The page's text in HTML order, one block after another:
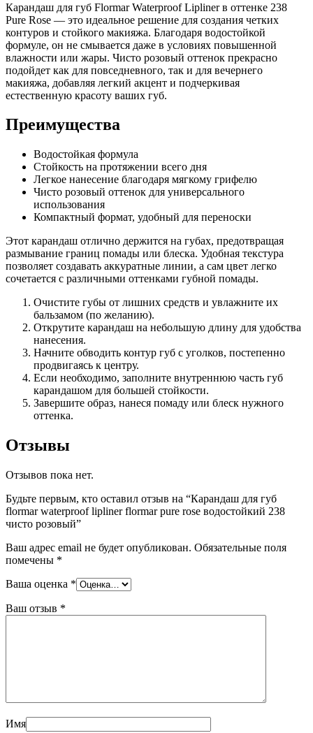
Карандаш для губ Flormar Waterproof Lipliner в оттенке 238
Pure Rose — это идеальное решение для создания четких
контуров и стойкого макияжа. Благодаря водостойкой
формуле, он не смывается даже в условиях повышенной
влажности или жары. Чисто розовый оттенок прекрасно
подойдет как для повседневного, так и для вечернего
макияжа, добавляя легкий акцент и подчеркивая
естественную красоту ваших губ.
Преимущества
Водостойкая формула
Стойкость на протяжении всего дня
Легкое нанесение благодаря мягкому грифелю
Чисто розовый оттенок для универсального
использования
Компактный формат, удобный для переноски
Этот карандаш отлично держится на губах, предотвращая
размывание границ помады или блеска. Удобная текстура
позволяет создавать аккуратные линии, а сам цвет легко
сочетается с различными оттенками губной помады.
Очистите губы от лишних средств и увлажните их
бальзамом (по желанию).
Открутите карандаш на небольшую длину для удобства
нанесения.
Начните обводить контур губ с уголков, постепенно
продвигаясь к центру.
Если необходимо, заполните внутреннюю часть губ
карандашом для большей стойкости.
Завершите образ, нанеся помаду или блеск нужного
оттенка.
Отзывы
Отзывов пока нет.
Будьте первым, кто оставил отзыв на “Карандаш для губ
flormar waterproof lipliner flormar pure rose водостойкий 238
чисто розовый”
Ваш адрес email не будет опубликован. Обязательные поля
помечены *
Ваша оценка *
Ваш отзыв *
Имя